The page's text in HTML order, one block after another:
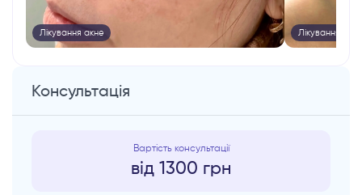
Лікування акне Лікування акне
Консультація
від 1300 грн